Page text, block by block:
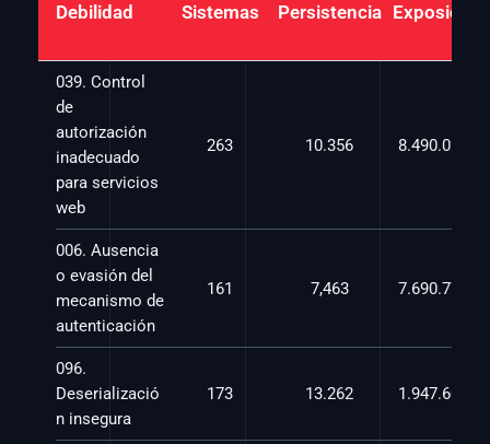
Debilidad Sistemas Persistencia Exposición
039. Control
de
autorización
inadecuado
para servicios
web
263 10.356 8.490.025,9
006. Ausencia
o evasión del
mecanismo de
autenticación
161 7,463 7.690.775,4
096.
Deserializació
n insegura
173 13.262 1.947.603,2